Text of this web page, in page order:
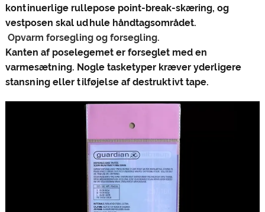
kontinuerlige rullepose point-break-skæring, og
vestposen skal udhule håndtagsområdet‌.
‌ Opvarm forsegling og forsegling‌.
Kanten af ​​poselegemet er forseglet med en
varmesætning. Nogle tasketyper kræver yderligere
stansning eller tilføjelse af destruktivt tape‌.